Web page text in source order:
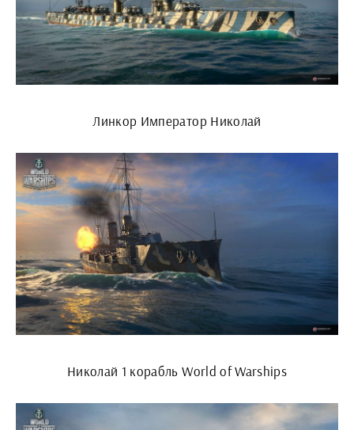
Линкор Император Николай
Николай 1 корабль World of Warships